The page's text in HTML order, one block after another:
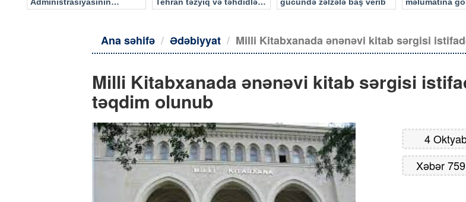
Ana səhifə Ədəbiyyat Milli Kitabxanada ənənəvi kitab sərgisi
Milli Kitabxanada ənənəvi kitab sərgisi
təqdim olunub
4
Xəbər